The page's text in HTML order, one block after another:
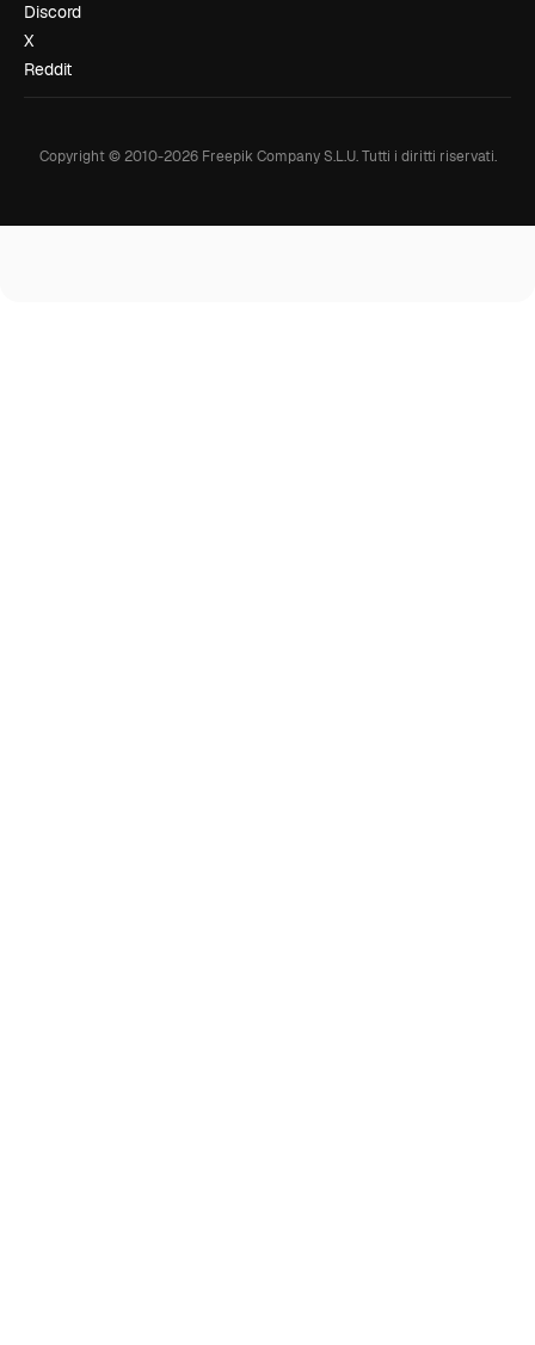
Discord
X
Reddit
Copyright © 2010-2026Freepik Company S.L.U. Tutti i diritti riservati.